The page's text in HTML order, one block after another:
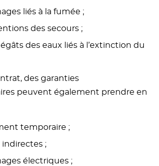
liés à la fumée ;
des secours ;
des eaux liés à l’extinction du
des garanties
peuvent également prendre en
temporaire ;
indirectes ;
électriques ;